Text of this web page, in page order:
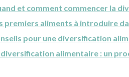
et comment commencer la
premiers aliments à introduire
pour une diversification
diversification alimentaire : un